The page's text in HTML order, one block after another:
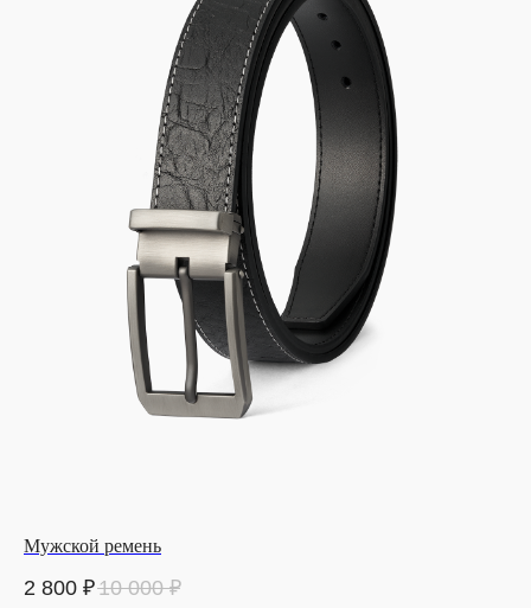
Мужской ремень
2 800 ₽10 000 ₽